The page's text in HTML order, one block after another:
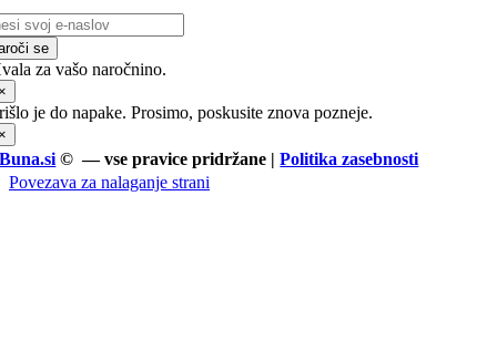
se
za vašo naročnino.
je do napake. Prosimo, poskusite znova pozneje.
Buna.si © — vse pravice pridržane |Politika zasebnosti
Povezava za nalaganje strani